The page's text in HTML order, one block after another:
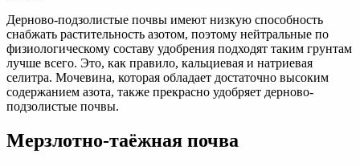
Дерново-подзолистые почвы имеют низкую способность
снабжать растительность азотом, поэтому нейтральные по
физиологическому составу удобрения подходят таким грунтам
лучше всего. Это, как правило, кальциевая и натриевая
селитра. Мочевина, которая обладает достаточно высоким
содержанием азота, также прекрасно удобряет дерново-
подзолистые почвы.
Мерзлотно-таёжная почва